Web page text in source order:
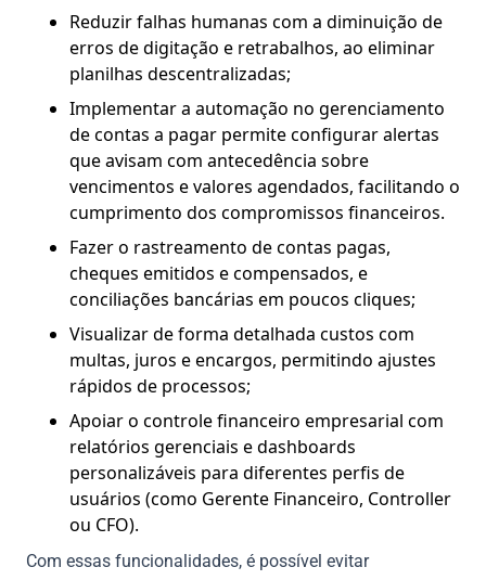
Reduzir falhas humanas com a diminuição de
erros de digitação e retrabalhos, ao eliminar
planilhas descentralizadas;
Implementar a automação no gerenciamento
de contas a pagar permite configurar alertas
que avisam com antecedência sobre
vencimentos e valores agendados, facilitando o
cumprimento dos compromissos financeiros.
Fazer o rastreamento de contas pagas,
cheques emitidos e compensados, e
conciliações bancárias em poucos cliques;
Visualizar de forma detalhada custos com
multas, juros e encargos, permitindo ajustes
rápidos de processos;
Apoiar o controle financeiro empresarial com
relatórios gerenciais e dashboards
personalizáveis para diferentes perfis de
usuários (como Gerente Financeiro, Controller
ou CFO).
Com essas funcionalidades, é possível evitar